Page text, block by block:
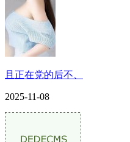
且正在党的后不、
2025-11-08